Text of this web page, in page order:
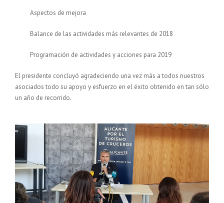
Aspectos de mejora
Balance de las actividades más relevantes de 2018
Programación de actividades y acciones para 2019
El presidente concluyó agradeciendo una vez más a todos nuestros
asociados todo su apoyo y esfuerzo en el éxito obtenido en tan sólo
un año de recorrido.